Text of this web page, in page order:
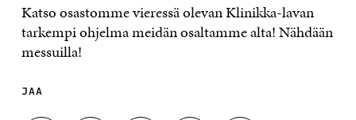
Katso osastomme vieressä olevan Klinikka-lavan
tarkempi ohjelma meidän osaltamme alta! Nähdään
messuilla!
JAA